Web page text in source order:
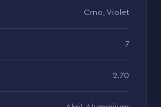
Crno, Violet
7
2.70